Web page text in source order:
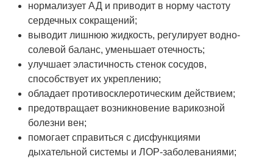
нормализует АД и приводит в норму частоту
сердечных сокращений;
выводит лишнюю жидкость, регулирует водно-
солевой баланс, уменьшает отечность;
улучшает эластичность стенок сосудов,
способствует их укреплению;
обладает противосклеротическим действием;
предотвращает возникновение варикозной
болезни вен;
помогает справиться с дисфункциями
дыхательной системы и ЛОР-заболеваниями;